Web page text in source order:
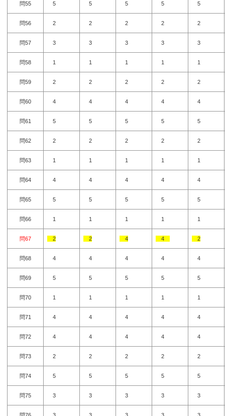
問55 5 5 5 5 5
問56 2 2 2 2 2
問57 3 3 3 3 3
問58 1 1 1 1 1
問59 2 2 2 2 2
問60 4 4 4 4 4
問61 5 5 5 5 5
問62 2 2 2 2 2
問63 1 1 1 1 1
問64 4 4 4 4 4
問65 5 5 5 5 5
問66 1 1 1 1 1
問67 2 2 4 4 2
問68 4 4 4 4 4
問69 5 5 5 5 5
問70 1 1 1 1 1
問71 4 4 4 4 4
問72 4 4 4 4 4
問73 2 2 2 2 2
問74 5 5 5 5 5
問75 3 3 3 3 3